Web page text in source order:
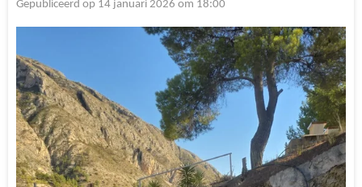
Gepubliceerd op 14 januari 2026 om 18:00